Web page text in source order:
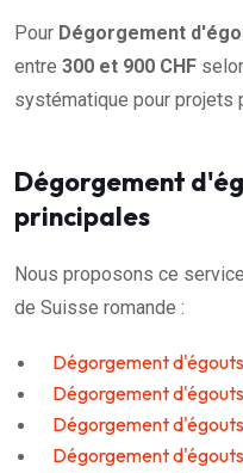
Pour Dégorgement
entre 300 et 900 CHF
systématique pour projets
Dégorgement
principales
Nous proposons ce
de Suisse romande :
Dégorgement
Dégorgement
Dégorgement
Dégorgement